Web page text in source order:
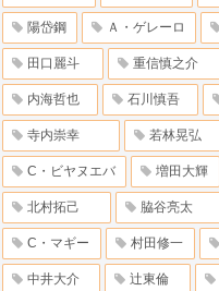
陽岱鋼 Ａ・ゲレーロ
田口麗斗 重信慎之介
内海哲也 石川慎吾
寺内崇幸 若林晃弘
C・ビヤヌエバ 増田大輝
北村拓己 脇谷亮太
C・マギー 村田修一
中井大介 辻東倫